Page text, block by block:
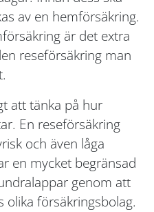
av en hemförsäkring.
är det extra
reseförsäkring man
att tänka på hur
En reseförsäkring
och även låga
en mycket begränsad
genom att
olika försäkringsbolag.